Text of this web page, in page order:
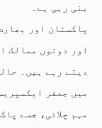
بنی رہی ہے۔
پاکستان اور
اور دونوں ممالک
دیتے رہے ہیں۔
میں جعفر
مہم چلائی، جسے